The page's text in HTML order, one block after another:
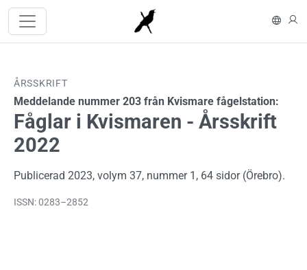
Hoppa till huvudinnehåll
In
ÅRSSKRIFT
Meddelande nummer 203 från Kvismare fågelstation:
Fåglar i Kvismaren - Årsskrift
2022
Publicerad 2023, volym 37, nummer 1, 64 sidor (Örebro).
ISSN: 0283–2852